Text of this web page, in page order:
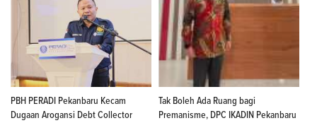
PBH PERADI Pekanbaru Kecam
Dugaan Arogansi Debt Collector
Tak Boleh Ada Ruang bagi
Premanisme, DPC IKADIN Pekanbaru